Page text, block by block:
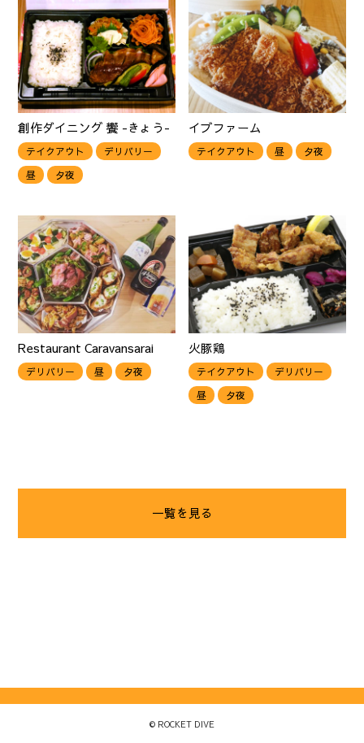
創作ダイニング 饗 -きょう-
テイクアウト
デリバリー
昼
夕夜
イブファーム
テイクアウト 昼 夕夜
Restaurant Caravansarai
デリバリー 昼 夕夜
火豚鶏
テイクアウト
デリバリー
昼
夕夜
一覧を見る
© ROCKET DIVE